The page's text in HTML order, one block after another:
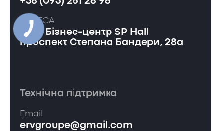
АДРЕСА
Київ, Бізнес-центр SP Hall
проспект Степана Бандери, 28а
Технічна підтримка
Email
ervgroupe@gmail.com